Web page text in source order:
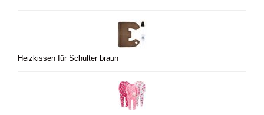
Heizkissen für Schulter braun